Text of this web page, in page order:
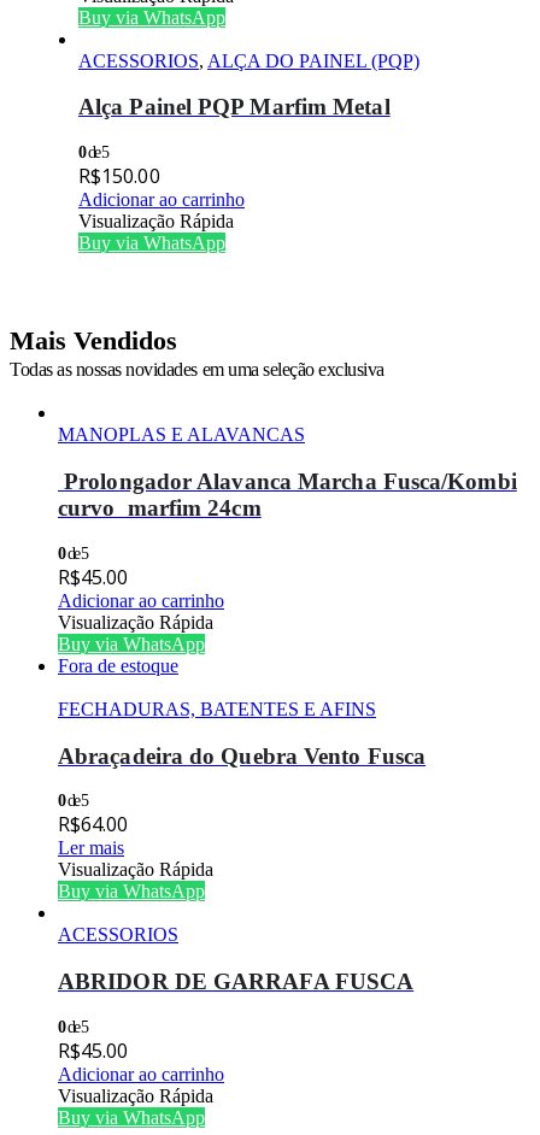
Buy via WhatsApp
ACESSORIOS, ALÇA DO PAINEL (PQP)
Alça Painel PQP Marfim Metal
0de 5
R$150.00
Adicionar ao carrinho
Visualização Rápida
Buy via WhatsApp
Mais Vendidos
Todas as nossas novidades em uma seleção exclusiva
MANOPLAS E ALAVANCAS
Prolongador Alavanca Marcha Fusca/Kombi
curvo marfim 24cm
0de 5
R$45.00
Adicionar ao carrinho
Visualização Rápida
Buy via WhatsApp
Fora de estoque
FECHADURAS, BATENTES E AFINS
Abraçadeira do Quebra Vento Fusca
0de 5
R$64.00
Ler mais
Visualização Rápida
Buy via WhatsApp
ACESSORIOS
ABRIDOR DE GARRAFA FUSCA
0de 5
R$45.00
Adicionar ao carrinho
Visualização Rápida
Buy via WhatsApp